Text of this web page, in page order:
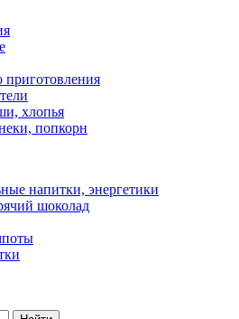
хлопья
попкорн
напитки, энергетики
шоколад